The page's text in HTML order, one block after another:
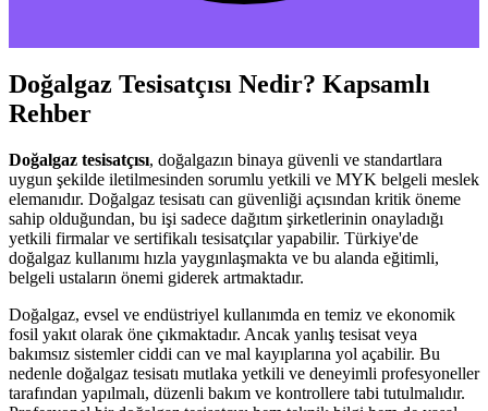
Doğalgaz Tesisatçısı Nedir? Kapsamlı
Rehber
Doğalgaz tesisatçısı, doğalgazın binaya güvenli ve standartlara
uygun şekilde iletilmesinden sorumlu yetkili ve MYK belgeli meslek
elemanıdır. Doğalgaz tesisatı can güvenliği açısından kritik öneme
sahip olduğundan, bu işi sadece dağıtım şirketlerinin onayladığı
yetkili firmalar ve sertifikalı tesisatçılar yapabilir. Türkiye'de
doğalgaz kullanımı hızla yaygınlaşmakta ve bu alanda eğitimli,
belgeli ustaların önemi giderek artmaktadır.
Doğalgaz, evsel ve endüstriyel kullanımda en temiz ve ekonomik
fosil yakıt olarak öne çıkmaktadır. Ancak yanlış tesisat veya
bakımsız sistemler ciddi can ve mal kayıplarına yol açabilir. Bu
nedenle doğalgaz tesisatı mutlaka yetkili ve deneyimli profesyoneller
tarafından yapılmalı, düzenli bakım ve kontrollere tabi tutulmalıdır.